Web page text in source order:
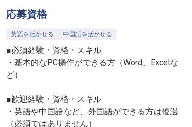
応募資格
英語を活かせる 中国語を活かせる
■必須経験・資格・スキル
・基本的なPC操作ができる方（Word、Excelな
ど）
■歓迎経験・資格・スキル
・英語や中国語など、外国語ができる方は優遇
（必須ではありません）